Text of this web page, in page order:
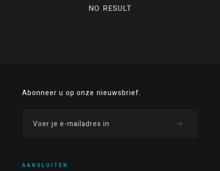
NO RESULT
Abonneer u op onze nieuwsbrief.
AANSLUITEN